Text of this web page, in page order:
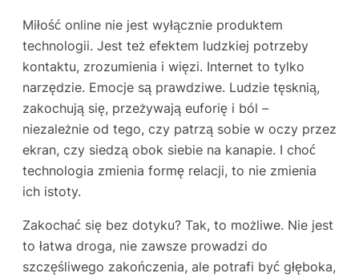
Miłość online nie jest wyłącznie produktem
technologii. Jest też efektem ludzkiej potrzeby
kontaktu, zrozumienia i więzi. Internet to tylko
narzędzie. Emocje są prawdziwe. Ludzie tęsknią,
zakochują się, przeżywają euforię i ból –
niezależnie od tego, czy patrzą sobie w oczy przez
ekran, czy siedzą obok siebie na kanapie. I choć
technologia zmienia formę relacji, to nie zmienia
ich istoty.
Zakochać się bez dotyku? Tak, to możliwe. Nie jest
to łatwa droga, nie zawsze prowadzi do
szczęśliwego zakończenia, ale potrafi być głęboka,